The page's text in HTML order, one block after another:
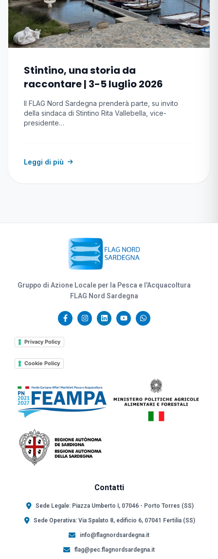
Stintino, una storia da
raccontare | 3-5 luglio 2026
Il FLAG Nord Sardegna prenderà parte, su invito
della sindaca di Stintino Rita Vallebella, vice-
presidente…
Leggi di più
Gruppo di Azione Locale per la Pesca e l'Acquacoltura
FLAG Nord Sardegna
Privacy Policy
Cookie Policy
Contatti
Sede Legale: Piazza Umberto I, 07046 - Porto Torres (SS)
Sede Operativa: Via Spalato 8, edificio 6, 07041 Fertilia (SS)
info@flagnordsardegna.it
flag@pec.flagnordsardegna.it